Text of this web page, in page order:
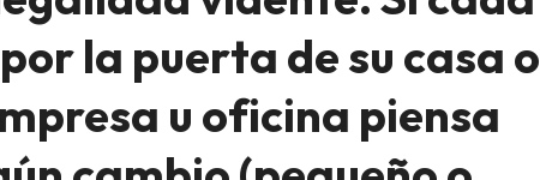
la puerta de su casa o
u oficina piensa